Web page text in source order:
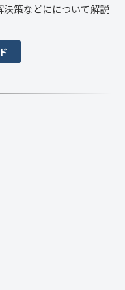
決策などにについて解説